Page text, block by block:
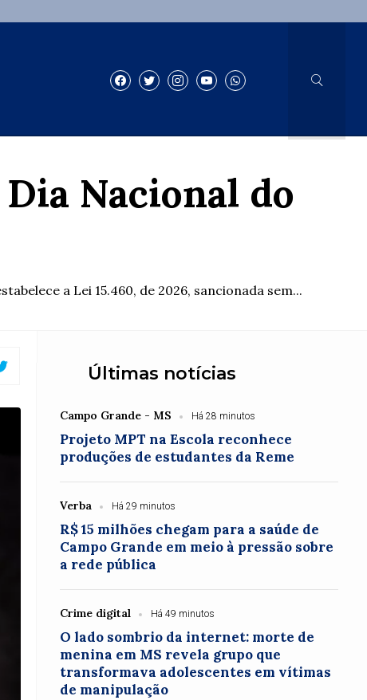
Nacional do
a Lei 15.460, de 2026, sancionada sem...
Últimas notícias
Campo Grande - MS Há 28 minutos
Projeto MPT na Escola reconhece
produções de estudantes da Reme
Verba Há 29 minutos
R$ 15 milhões chegam para a saúde de
Campo Grande em meio à pressão sobre
a rede pública
Crime digital Há 49 minutos
O lado sombrio da internet: morte de
menina em MS revela grupo que
transformava adolescentes em vítimas
de manipulação